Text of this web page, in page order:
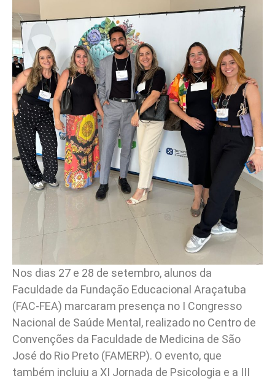
Nos dias 27 e 28 de setembro, alunos da
Faculdade da Fundação Educacional Araçatuba
(FAC-FEA) marcaram presença no I Congresso
Nacional de Saúde Mental, realizado no Centro de
Convenções da Faculdade de Medicina de São
José do Rio Preto (FAMERP). O evento, que
também incluiu a XI Jornada de Psicologia e a III